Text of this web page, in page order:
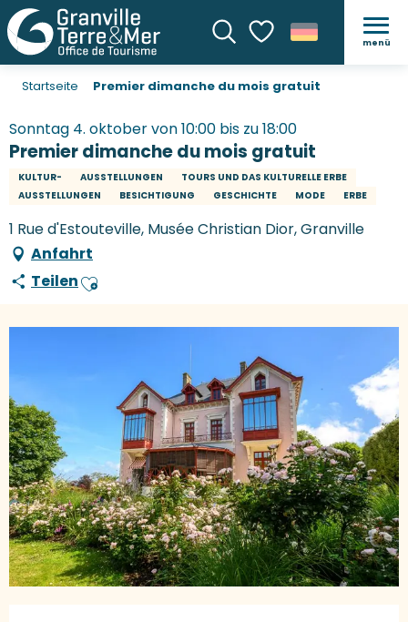
SucheVoir les favoris
menü
Startseite Premier dimanche du mois gratuit
Sonntag 4. oktober von 10:00 bis zu 18:00
Premier dimanche du mois gratuit
KULTUR- AUSSTELLUNGEN
TOURS UND DAS KULTURELLE ERBE
AUSSTELLUNGEN
BESICHTIGUNG GESCHICHTE MODE ERBE
1 Rue d'Estouteville, Musée Christian Dior, Granville
Anfahrt
TeilenAjouter aux favoris